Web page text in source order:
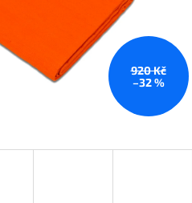
920 Kč
–32 %